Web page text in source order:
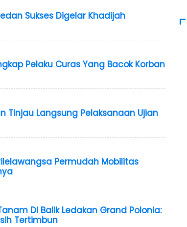
Sukses Digelar Khadijah
Pelaku Curas Yang Bacok Korban
Tinjau Langsung Pelaksanaan Ujian
Permudah Mobilitas
Di Balik Ledakan Grand Polonia:
Tertimbun